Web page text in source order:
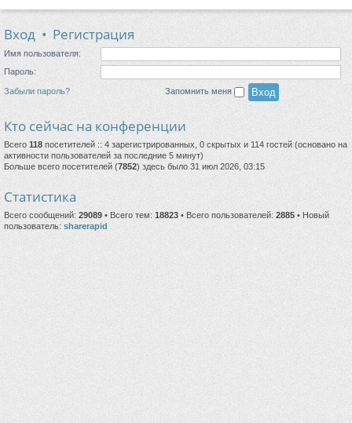
Вход • Регистрация
Имя пользователя:
Пароль:
Забыли пароль? Запомнить меня
Кто сейчас на конференции
Всего 118 посетителей :: 4 зарегистрированных, 0 скрытых и 114 гостей (основано на
активности пользователей за последние 5 минут)
Больше всего посетителей (7852) здесь было 31 июл 2026, 03:15
Статистика
Всего сообщений: 29089 • Всего тем: 18823 • Всего пользователей: 2885 • Новый
пользователь: sharerapid